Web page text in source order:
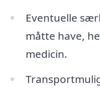
Eventuelle
måtte have,
medicin.